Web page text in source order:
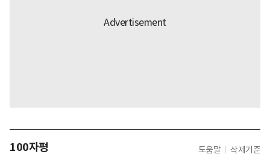
100자평 도움말 삭제기준